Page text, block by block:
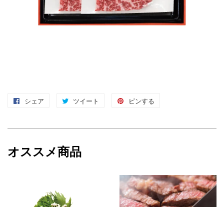
シェア
Facebook
シ
ェ
る
ツイート
Twitter
投
ピンする
ピ
る
オススメ商品